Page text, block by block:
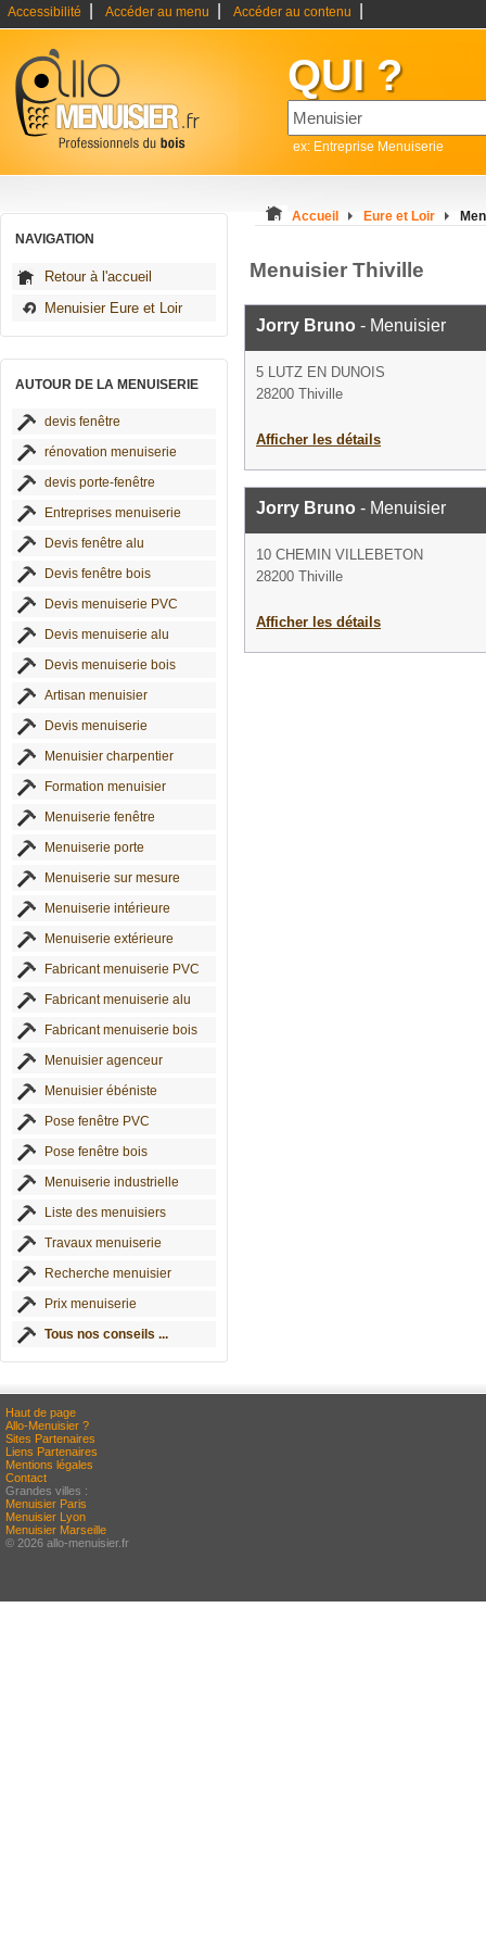
Accessibilité Accéder au menu Accéder au contenu
QUI ?
ex: Entreprise Menuiserie
NAVIGATION
Retour à l'accueil
Menuisier Eure et Loir
AUTOUR DE LA MENUISERIE
devis fenêtre
rénovation menuiserie
devis porte-fenêtre
Entreprises menuiserie
Devis fenêtre alu
Devis fenêtre bois
Devis menuiserie PVC
Devis menuiserie alu
Devis menuiserie bois
Artisan menuisier
Devis menuiserie
Menuisier charpentier
Formation menuisier
Menuiserie fenêtre
Menuiserie porte
Menuiserie sur mesure
Menuiserie intérieure
Menuiserie extérieure
Fabricant menuiserie PVC
Fabricant menuiserie alu
Fabricant menuiserie bois
Menuisier agenceur
Menuisier ébéniste
Pose fenêtre PVC
Pose fenêtre bois
Menuiserie industrielle
Liste des menuisiers
Travaux menuiserie
Recherche menuisier
Prix menuiserie
Tous nos conseils ...
Accueil Eure et Loir
Menuisier Thiville
Jorry Bruno - Menuisier
5 LUTZ EN DUNOIS
28200 Thiville
Afficher les détails
Jorry Bruno - Menuisier
10 CHEMIN VILLEBETON
28200 Thiville
Afficher les détails
Haut de page
Allo-Menuisier ?
Sites Partenaires
Liens Partenaires
Mentions légales
Contact
Grandes villes :
Menuisier Paris
Menuisier Lyon
Menuisier Marseille
© 2026 allo-menuisier.fr